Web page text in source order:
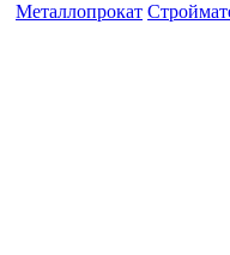
Металлопрокат